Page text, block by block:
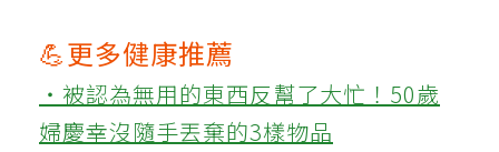
💪更多健康推薦
‧被認為無用的東西反幫了大忙！50歲
婦慶幸沒隨手丟棄的3樣物品